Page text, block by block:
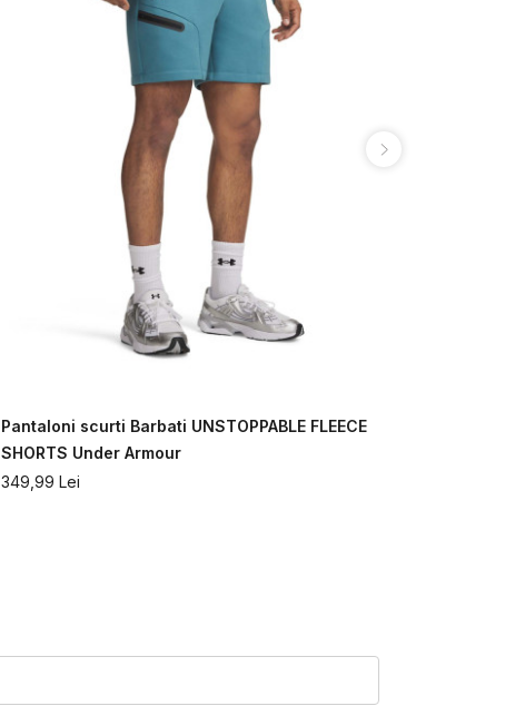
Pantaloni scurti Barbati UNSTOPPABLE FLEECE
SHORTS Under Armour
349,99 Lei